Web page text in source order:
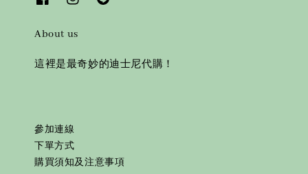
About us
這裡是最奇妙的迪士尼代購！
參加連線
下單方式
購買須知及注意事項